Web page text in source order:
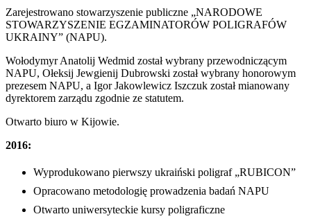
Zarejestrowano stowarzyszenie publiczne „NARODOWE
STOWARZYSZENIE EGZAMINATORÓW POLIGRAFÓW
UKRAINY” (NAPU).
Wołodymyr Anatolij Wedmid został wybrany przewodniczącym
NAPU, Ołeksij Jewgienij Dubrowski został wybrany honorowym
prezesem NAPU, a Igor Jakowlewicz Iszczuk został mianowany
dyrektorem zarządu zgodnie ze statutem.
Otwarto biuro w Kijowie.
2016:
Wyprodukowano pierwszy ukraiński poligraf „RUBICON”
Opracowano metodologię prowadzenia badań NAPU
Otwarto uniwersyteckie kursy poligraficzne